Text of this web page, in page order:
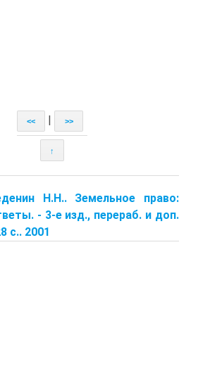
<< >>
↑
Н.Н.. Земельное право:
- 3-е изд., перераб. и доп.
с.. 2001